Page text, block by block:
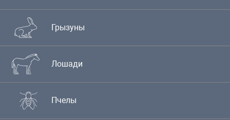
Грызуны
Лошади
Пчелы